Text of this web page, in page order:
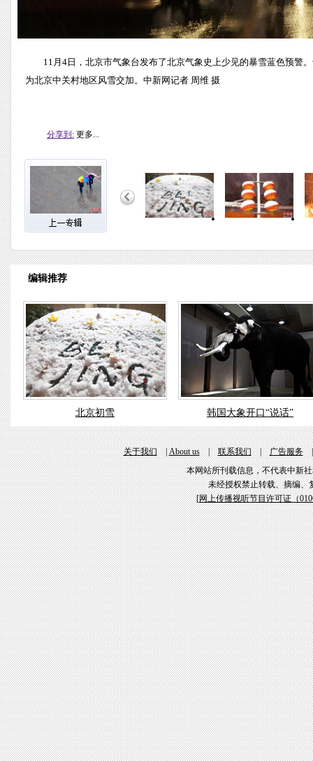
11月4日，北京市气象台发布了北京气象史上少见的暴雪蓝色预警
为北京中关村地区风雪交加。中新网记者 周维 摄
分享到: 更多...
编辑推荐
北京初雪 韩国大象开口“说话”
关于我们|About us|联系我们|广告服务
本网站所刊载信息，不代表中新
未经授权禁止转载、摘编、
[网上传播视听节目许可证（